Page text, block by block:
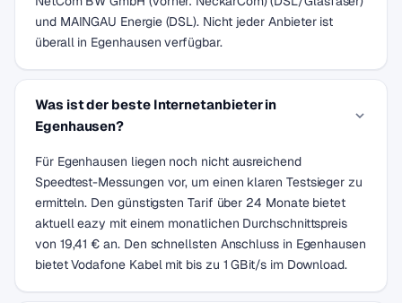
und MAINGAU Energie (DSL). Nicht jeder Anbieter ist
überall in Egenhausen verfügbar.
Was ist der beste Internetanbieter in
Egenhausen?
Für Egenhausen liegen noch nicht ausreichend
Speedtest-Messungen vor, um einen klaren Testsieger zu
ermitteln. Den günstigsten Tarif über 24 Monate bietet
aktuell eazy mit einem monatlichen Durchschnittspreis
von 19,41 € an. Den schnellsten Anschluss in Egenhausen
bietet Vodafone Kabel mit bis zu 1 GBit/s im Download.